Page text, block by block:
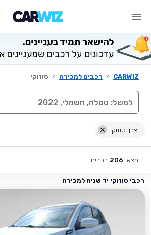
CARWIZ
› רכבים למכירה › סוזוקי
יצרן: סוזוקי
נמצאו 206 רכבים
רכבי סוזוקי יד שניה למכירה